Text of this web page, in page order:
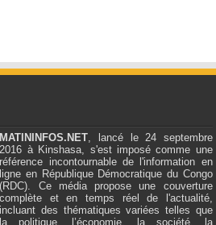
MATININFOS.NET, lancé le 24 septembre
2016 à Kinshasa, s'est imposé comme une
référence incontournable de l'information en
ligne en République Démocratique du Congo
(RDC). Ce média propose une couverture
complète et en temps réel de l'actualité,
incluant des thématiques variées telles que
la politique, l’économie, la société, la